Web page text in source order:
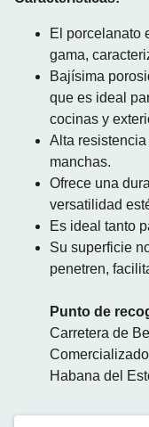
El porcelanato
gama,
Bajísima
que es ideal
cocinas y
Alta
manchas.
Ofrece una
versatilidad
Es ideal tanto
Su superficie
penetren,
Punto de
Carretera de
Habana del